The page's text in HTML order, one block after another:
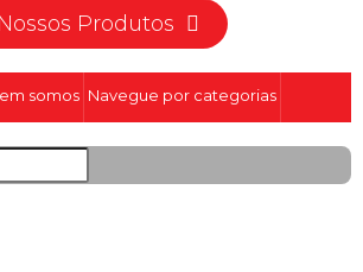
Nossos Produtos
somos Navegue por categorias